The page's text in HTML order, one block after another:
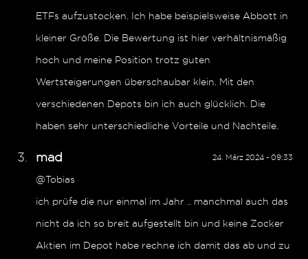
ETFs aufzustocken. Ich habe beispielsweise Abbott in
kleiner Größe. Die Bewertung ist hier verhältnismäßig
hoch und meine Position trotz guten
Wertsteigerungen überschaubar klein. Mit den
verschiedenen Depots bin ich auch glücklich. Die
haben sehr unterschiedliche Vorteile und Nachteile.
24. März 2024 - 09:33
mad
@Tobias
ich prüfe die nur einmal im Jahr .. manchmal auch das
nicht da ich so breit aufgestellt bin und keine Zocker
Aktien im Depot habe rechne ich damit das ab und zu